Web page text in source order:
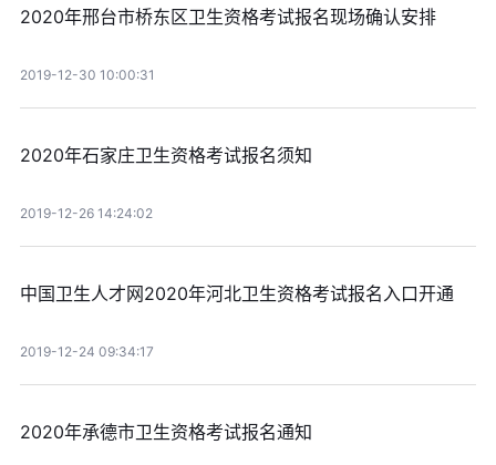
2020年邢台市桥东区卫生资格考试报名现场确认安排
2019-12-30 10:00:31
2020年石家庄卫生资格考试报名须知
2019-12-26 14:24:02
中国卫生人才网2020年河北卫生资格考试报名入口开通
2019-12-24 09:34:17
2020年承德市卫生资格考试报名通知